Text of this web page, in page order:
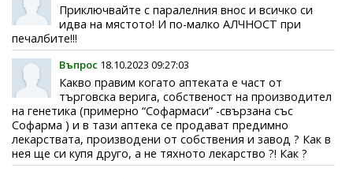
Приключвайте с паралелния внос и всичко си
идва на мястото! И по-малко АЛЧНОСТ при
печалбите!!!
Въпрос 18.10.2023 09:27:03
Какво правим когато аптеката е част от
търговска верига, собственост на производител
на генетика (примерно “Софармаси” -свързана със
Софарма ) и в тази аптека се продават предимно
лекарствата, производени от собствения и завод ? Как в
нея ще си купя друго, а не тяхното лекарство ?! Как ?